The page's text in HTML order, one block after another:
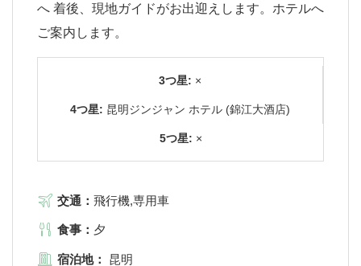
へ 着後、現地ガイドがお出迎えします。ホテルへ
ご案内します。
3つ星: ×
4つ星: 昆明ジンジャン ホテル (錦江大酒店)
5つ星: ×
交通： 飛行機,専用車
食事： 夕
宿泊地： 昆明